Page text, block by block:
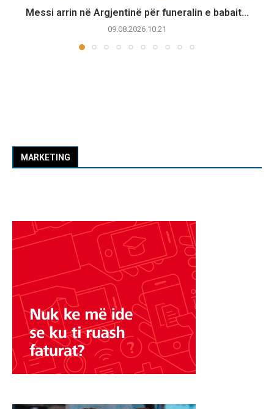
Messi arrin në Argjentinë për funeralin e babait...
09.08.2026 10:21
MARKETING